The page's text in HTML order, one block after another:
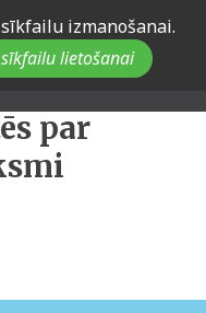
izmanošanai.
lietošanai
visiem -
par